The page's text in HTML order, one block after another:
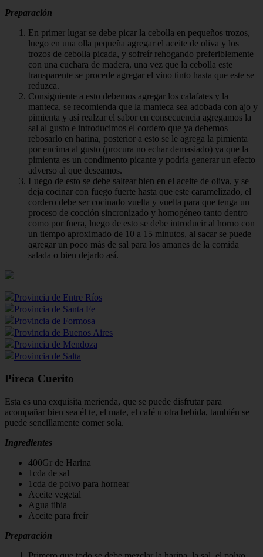
Preparación
En primer lugar se debe picar la cebolla en pequeños trozos,
luego en una olla pequeña agregar el aceite de oliva y los
trozos de cebolla picada, y sofreír rehogando preferiblemente
con una cuchara de madera, una vez que la cebolla este
transparente se procede agregar el vino tinto hasta que este se
reduzca.
Consiguiente a esto debemos agregar los calafates y la
manteca, se recomienda que la manteca sea adobada con ajo y
pimienta y así realzar el sabor en consecuencia agregamos la
sal al gusto e introducimos el cordero que ya debemos
rebosarlo en harina, posterior a esto se le agrega la pimienta
por encima al gusto (procura no echar demasiado) ya que la
pimienta es un condimento picante y podría generar un efecto
adverso al que deseamos.
Luego de esto se debe saltear bien en el aceite de oliva, y se
deja cocinar con fuego fuerte hasta que este caramelizado, el
cordero debe ser cocinado vuelta y vuelta para que tenga un
proceso de cocción sincronizado y homogéneo tanto dentro
como por fuera, luego de esto se debe introducir al horno con
un tiempo aproximado de 10 a 15 minutos, al sacar se puede
agregar un poco más de sal para los amanes de la comida
salada o bien dejarlo así.
Provincia de Entre Ríos
Provincia de Santa Fe
Provincia de Formosa
Provincia de Buenos Aires
Provincia de Mendoza
Provincia de Salta
Pireca Cuerito
Esta es una exquisita merienda, que se puede disfrutar para
acompañar bien sea él te, el mate, el café u otra bebida, también se
puede sencillamente comer sola.
Ingredientes
400Gr de Harina
1cda de sal
1cda de polvo para hornear
Aceite vegetal
Agua tibia
Aceite para freír
Preparación